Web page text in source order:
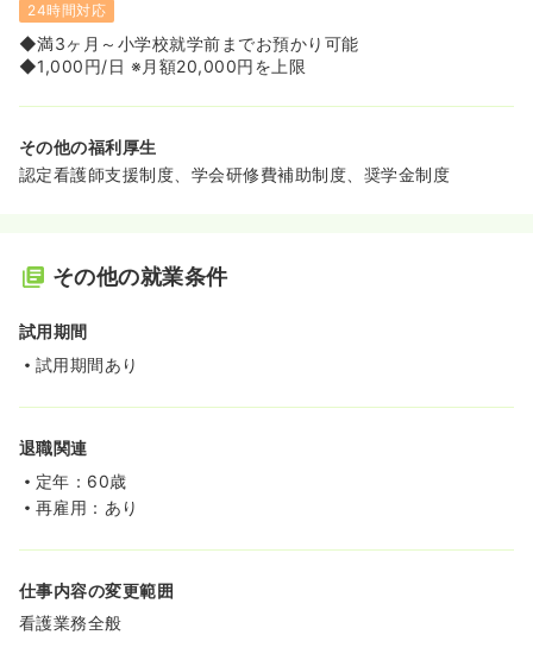
24時間対応
◆満3ヶ月～小学校就学前までお預かり可能
◆1,000円/日 ※月額20,000円を上限
その他の福利厚生
認定看護師支援制度、学会研修費補助制度、奨学金制度
その他の就業条件
試用期間
試用期間あり
退職関連
定年：60歳
再雇用：あり
仕事内容の変更範囲
看護業務全般